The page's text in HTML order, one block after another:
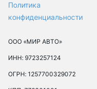
Политика
конфиденциальности
ООО «МИР АВТО»
ИНН: 9723257124
ОГРН: 1257700329072